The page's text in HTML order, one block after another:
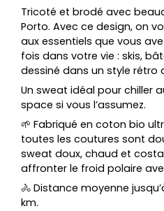
Tricoté et brodé avec
Porto. Avec ce design, on
aux essentiels que vous
fois dans votre vie : skis,
dessiné dans un style rétro
Un sweat idéal pour chiller
space si vous l’assumez.
🌱 Fabriqué en coton bio
toutes les coutures sont
sweat doux, chaud et
affronter le froid polaire
🚴 Distance moyenne
km.